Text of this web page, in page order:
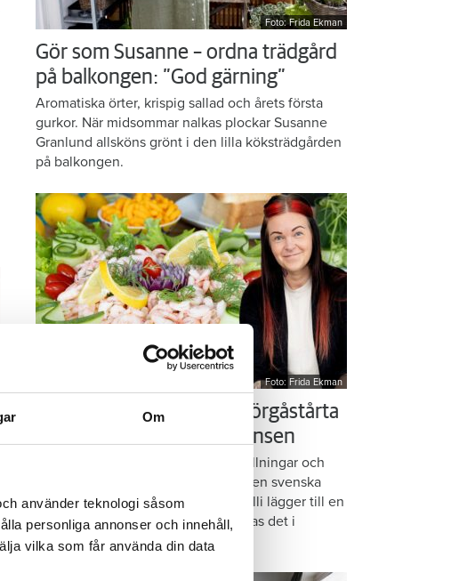
Om
använder teknologi såsom
personliga annonser och innehåll,
vilka som får använda din data
Foto: Frida Ekman
Gör som Susanne – ordna trädgård
på balkongen: ”God gärning”
Aromatiska örter, krispig sallad och årets första
gurkor. När midsommar nalkas plockar Susanne
Granlund allsköns grönt i den lilla köksträdgården
på balkongen.
Foto: Frida Ekman
Messi älskar Victorias smörgåstårta
– trots den galna ingrediensen
Formbrödsskivor i rader, krämiga fyllningar och
krispiga grönsaker. Det är basen i den svenska
klassikern smörgåstårta. Victoria Lalli lägger till en
specialingrediens – och ändå vattnas det i
munnen på självaste Messi.